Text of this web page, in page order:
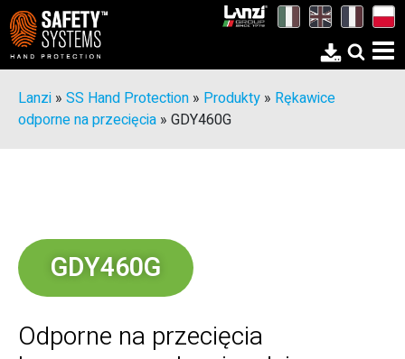
Lanzi » SS Hand Protection » Produkty » Rękawice
odporne na przecięcia » GDY460G
GDY460G
Odporne na przecięcia